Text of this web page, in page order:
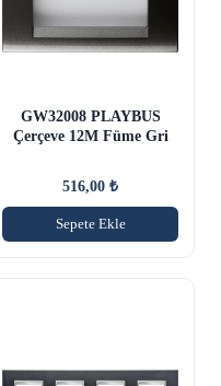
GW32008 PLAYBUS
Çerçeve 12M Füme Gri
516,00 ₺
Sepete Ekle